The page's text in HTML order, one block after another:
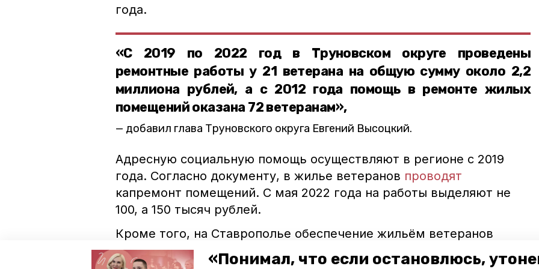
«Понимал, что если остановлюсь,
года.
«С 2019 по 2022 год в Труновском округе проведены
ремонтные работы у 21 ветерана на общую сумму около 2,2
миллиона рублей, а с 2012 года помощь в ремонте жилых
помещений оказана 72 ветеранам»,
добавил глава Труновского округа Евгений Высоцкий.
Адресную социальную помощь осуществляют в регионе с 2019
года. Согласно документу, в жилье ветеранов проводят
капремонт помещений. С мая 2022 года на работы выделяют не
100, а 150 тысяч рублей.
Кроме того, на Ставрополье обеспечение жильём ветеранов
проводитсянепрерывно. Работу в данном направлении курирует